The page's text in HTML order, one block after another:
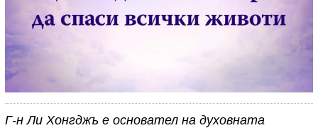
Г-н Ли Хонгджъ е основател на духовната